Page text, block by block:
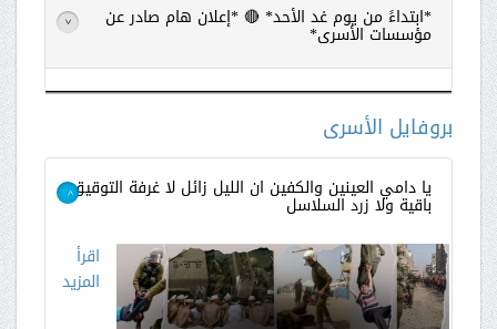
*ابتداءً من يوم غد الأحد* 🔴 *إعلان هام صادر عن
مؤسسات الأسرى* >
اقرأ
بروفايل الأسرى
يا دامي العينين والكفين ان الليل زائل لا غرفة التوقيق
باقية ولا زرد السلاسل >
اقرأ
المزيد